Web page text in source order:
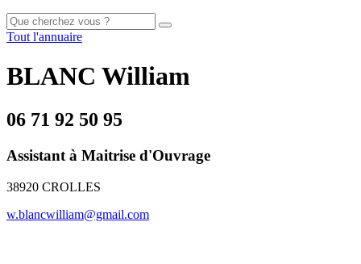
Tout l'annuaire
BLANC William
06 71 92 50 95
Assistant à Maitrise d'Ouvrage
38920 CROLLES
w.blancwilliam@gmail.com